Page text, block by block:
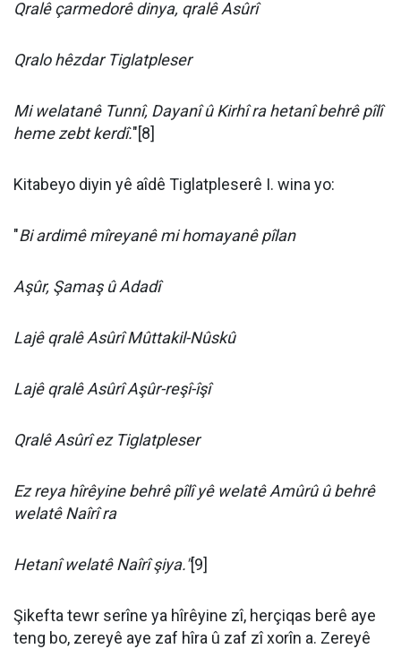
Qralê çarmedorê dinya, qralê Asûrî
Qralo hêzdar Tiglatpleser
Mi welatanê Tunnî, Dayanî û Kirhî ra hetanî behrê pîlî
heme zebt kerdî."[8]
Kitabeyo diyin yê aîdê Tiglatpleserê I. wina yo:
"Bi ardimê mîreyanê mi homayanê pîlan
Aşûr, Şamaş û Adadî
Lajê qralê Asûrî Mûttakil-Nûskû
Lajê qralê Asûrî Aşûr-reşî-îşî
Qralê Asûrî ez Tiglatpleser
Ez reya hîrêyine behrê pîlî yê welatê Amûrû û behrê
welatê Naîrî ra
Hetanî welatê Naîrî şiya."[9]
Şikefta tewr serîne ya hîrêyine zî, herçiqas berê aye
teng bo, zereyê aye zaf hîra û zaf zî xorîn a. Zereyê